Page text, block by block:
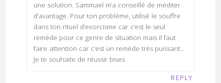
une solution. Sammael m’a conseillé de méditer
d’avantage. Pour ton problème, utilisé le souffre
dans ton rituel d’exorcisme car c’est le seul
remède pour ce genre de situation mais il faut
faire attention car c’est un remède très puissant…
Je te souhaite de réussir bises
REPLY